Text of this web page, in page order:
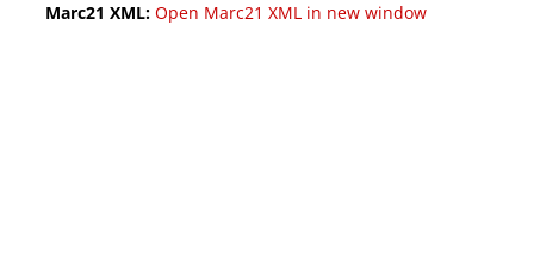
Marc21 XML: Open Marc21 XML in new window